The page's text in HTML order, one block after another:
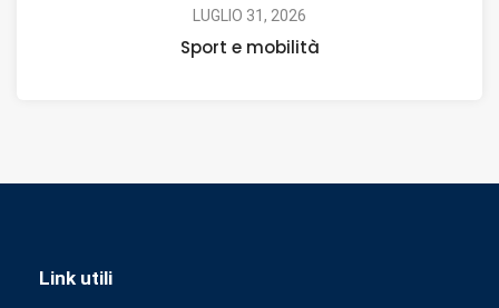
LUGLIO 31, 2026
Sport e mobilità
Link utili